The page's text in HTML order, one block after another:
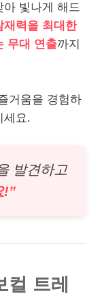
아 빛나게 해드
재력을 최대한
무대 연출까지
거움을 경험하
세요.
발견하고
!”
컬 트레